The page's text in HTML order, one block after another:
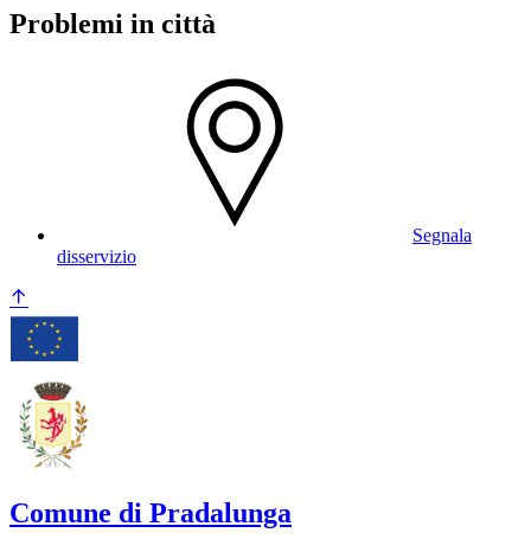
Problemi in città
Segnala
disservizio
Comune di Pradalunga